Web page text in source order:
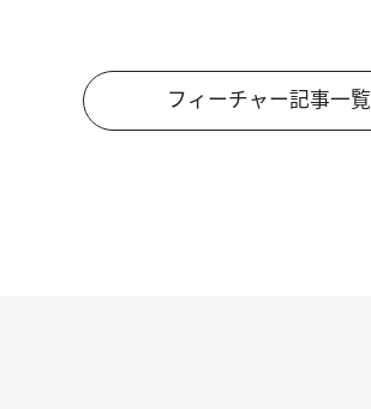
フィーチャー記事一覧